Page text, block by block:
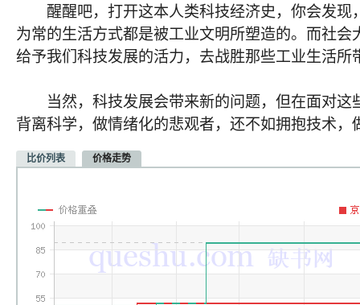
醒醒吧，打开这本人类科技经济史，你会发现
为常的生活方式都是被工业文明所塑造的。而社会
给予我们科技发展的活力，去战胜那些工业生活所
当然，科技发展会带来新的问题，但在面对这
背离科学，做情绪化的悲观者，还不如拥抱技术，
比价列表 价格走势